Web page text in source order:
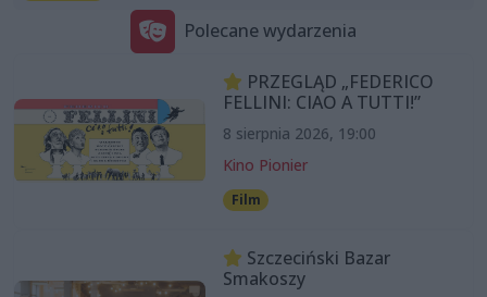
Polecane wydarzenia
PRZEGLĄD „FEDERICO
FELLINI: CIAO A TUTTI!”
8 sierpnia 2026, 19:00
Kino Pionier
Film
Szczeciński Bazar
Smakoszy